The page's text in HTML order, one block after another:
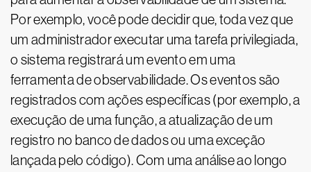
Por exemplo, você pode decidir que, toda vez que
um administrador executar uma tarefa privilegiada,
o sistema registrará um evento em uma
ferramenta de observabilidade. Os eventos são
registrados com ações específicas (por exemplo, a
execução de uma função, a atualização de um
registro no banco de dados ou uma exceção
lançada pelo código). Com uma análise ao longo